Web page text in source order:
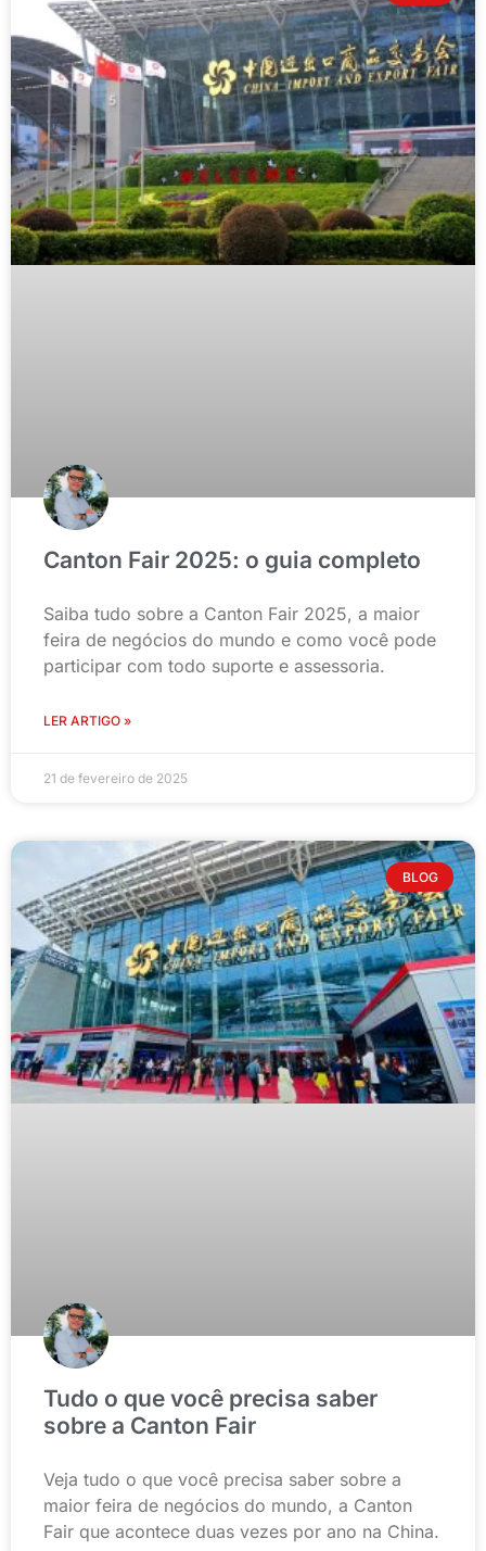
Canton Fair 2025: o guia completo
Saiba tudo sobre a Canton Fair 2025, a maior
feira de negócios do mundo e como você pode
participar com todo suporte e assessoria.
LER ARTIGO »
21 de fevereiro de 2025
BLOG
Tudo o que você precisa saber
sobre a Canton Fair
Veja tudo o que você precisa saber sobre a
maior feira de negócios do mundo, a Canton
Fair que acontece duas vezes por ano na China.